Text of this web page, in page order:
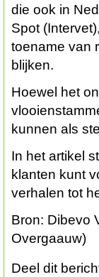
die ook in
Spot
toename van
blijken.
Hoewel het
kunnen als
In het artikel
klanten kunt
verhalen tot
Bron: Dibevo
Overgaauw)
Deel dit